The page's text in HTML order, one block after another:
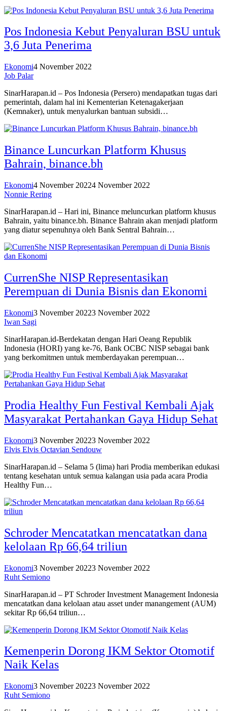
Pos Indonesia Kebut Penyaluran BSU untuk
3,6 Juta Penerima
Ekonomi4 November 2022
Job Palar
SinarHarapan.id – Pos Indonesia (Persero) mendapatkan tugas dari
pemerintah, dalam hal ini Kementerian Ketenagakerjaan
(Kemnaker), untuk menyalurkan bantuan subsidi…
Binance Luncurkan Platform Khusus
Bahrain, binance.bh
Ekonomi4 November 20224 November 2022
Nonnie Rering
SinarHarapan.id – Hari ini, Binance meluncurkan platform khusus
Bahrain, yaitu binance.bh. Binance Bahrain akan menjadi platform
yang diatur sepenuhnya oleh Bank Sentral Bahrain…
CurrenShe NISP Representasikan
Perempuan di Dunia Bisnis dan Ekonomi
Ekonomi3 November 20223 November 2022
Iwan Sagi
SinarHarapan.id-Berdekatan dengan Hari Oeang Republik
Indonesia (HORI) yang ke-76, Bank OCBC NISP sebagai bank
yang berkomitmen untuk memberdayakan perempuan…
Prodia Healthy Fun Festival Kembali Ajak
Masyarakat Pertahankan Gaya Hidup Sehat
Ekonomi3 November 20223 November 2022
Elvis Elvis Octavian Sendouw
SinarHarapan.id – Selama 5 (lima) hari Prodia memberikan edukasi
tentang kesehatan untuk semua kalangan usia pada acara Prodia
Healthy Fun…
Schroder Mencatatkan mencatatkan dana
kelolaan Rp 66,64 triliun
Ekonomi3 November 20223 November 2022
Ruht Semiono
SinarHarapan.id – PT Schroder Investment Management Indonesia
mencatatkan dana kelolaan atau asset under manangement (AUM)
sekitar Rp 66,64 triliun…
Kemenperin Dorong IKM Sektor Otomotif
Naik Kelas
Ekonomi3 November 20223 November 2022
Ruht Semiono